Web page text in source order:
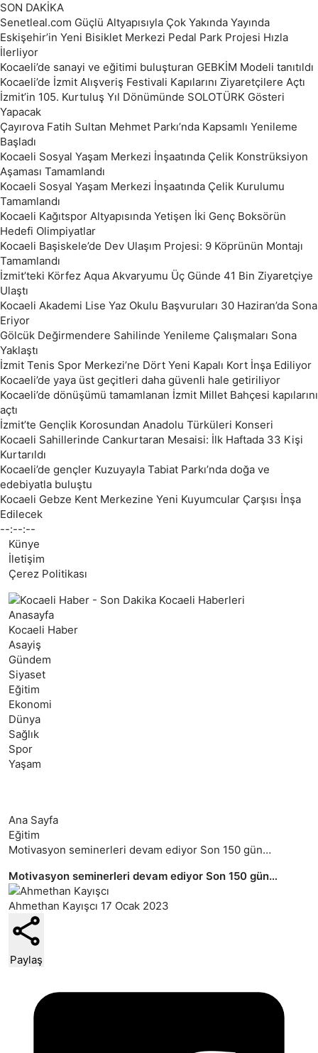
SON DAKİKA
Senetleal.com Güçlü Altyapısıyla Çok Yakında Yayında
Eskişehir’in Yeni Bisiklet Merkezi Pedal Park Projesi Hızla
İlerliyor
Kocaeli’de sanayi ve eğitimi buluşturan GEBKİM Modeli tanıtıldı
Kocaeli’de İzmit Alışveriş Festivali Kapılarını Ziyaretçilere Açtı
İzmit’in 105. Kurtuluş Yıl Dönümünde SOLOTÜRK Gösteri
Yapacak
Çayırova Fatih Sultan Mehmet Parkı’nda Kapsamlı Yenileme
Başladı
Kocaeli Sosyal Yaşam Merkezi İnşaatında Çelik Konstrüksiyon
Aşaması Tamamlandı
Kocaeli Sosyal Yaşam Merkezi İnşaatında Çelik Kurulumu
Tamamlandı
Kocaeli Kağıtspor Altyapısında Yetişen İki Genç Boksörün
Hedefi Olimpiyatlar
Kocaeli Başiskele’de Dev Ulaşım Projesi: 9 Köprünün Montajı
Tamamlandı
İzmit’teki Körfez Aqua Akvaryumu Üç Günde 41 Bin Ziyaretçiye
Ulaştı
Kocaeli Akademi Lise Yaz Okulu Başvuruları 30 Haziran’da Sona
Eriyor
Gölcük Değirmendere Sahilinde Yenileme Çalışmaları Sona
Yaklaştı
İzmit Tenis Spor Merkezi’ne Dört Yeni Kapalı Kort İnşa Ediliyor
Kocaeli’de yaya üst geçitleri daha güvenli hale getiriliyor
Kocaeli’de dönüşümü tamamlanan İzmit Millet Bahçesi kapılarını
açtı
İzmit’te Gençlik Korosundan Anadolu Türküleri Konseri
Kocaeli Sahillerinde Cankurtaran Mesaisi: İlk Haftada 33 Kişi
Kurtarıldı
Kocaeli’de gençler Kuzuyayla Tabiat Parkı’nda doğa ve
edebiyatla buluştu
Kocaeli Gebze Kent Merkezine Yeni Kuyumcular Çarşısı İnşa
Edilecek
--:--:--
Künye
İletişim
Çerez Politikası
Anasayfa
Kocaeli Haber
Asayiş
Gündem
Siyaset
Eğitim
Ekonomi
Dünya
Sağlık
Spor
Yaşam
Ana Sayfa
Eğitim
Motivasyon seminerleri devam ediyor Son 150 gün…
Motivasyon seminerleri devam ediyor Son 150 gün…
Ahmethan Kayışcı 17 Ocak 2023
Paylaş